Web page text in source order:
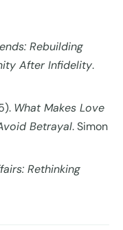
Rebuilding
After Infidelity.
What Makes Love
Betrayal. Simon
Rethinking